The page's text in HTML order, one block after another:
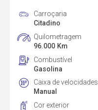
Carroçaria
Citadino
Quilometragem
96.000 Km
Combustível
Gasolina
Caixa de velocidades
Manual
Cor exterior